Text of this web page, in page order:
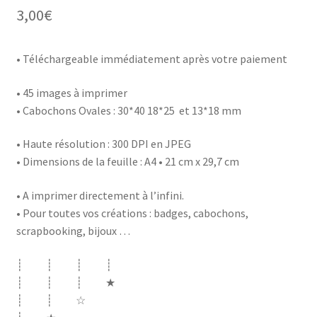
3,00€
• Téléchargeable immédiatement après votre paiement
• 45 images à imprimer
• Cabochons Ovales : 30*40 18*25 et 13*18 mm
• Haute résolution : 300 DPI en JPEG
• Dimensions de la feuille : A4 • 21 cm x 29,7 cm
• A imprimer directement à l’infini.
• Pour toutes vos créations : badges, cabochons,
scrapbooking, bijoux …
┊ ┊ ┊ ┊
┊ ┊ ┊ ★
┊ ┊ ☆